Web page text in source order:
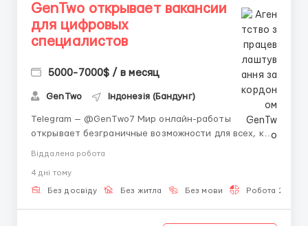
GenTwo открывает вакансии
для цифровых
специалистов
5000-7000$ / в месяц
GenTwo Індонезія (Бандунг)
Telegram — @GenTwo7 Мир онлайн-работы
открывает безграничные возможности для всех, кто
хочет развиваться и зарабатывать удалённо. 🌎 Ты
работу с учёбой, хобби или путешествиями. 🏡 Пока
все только говорят про нейросети и блокчейн,
Віддалена робота
4 днi тому
Без досвіду Без житла Без мови Робота 2-3